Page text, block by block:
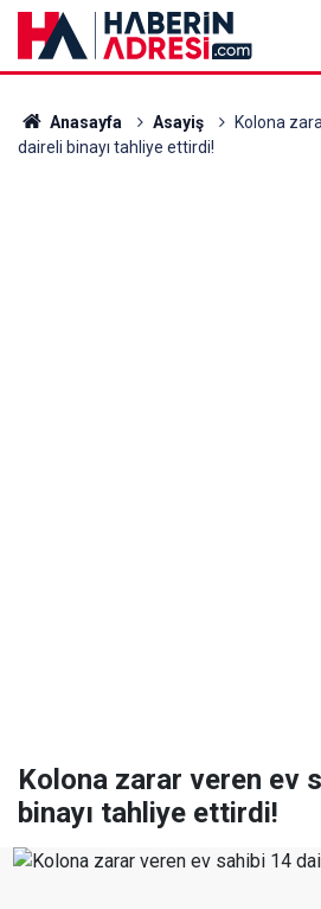
Anasayfa Asayiş
Kolona
daireli binayı tahliye ettirdi!
Kolona zarar veren ev
binayı tahliye ettirdi!